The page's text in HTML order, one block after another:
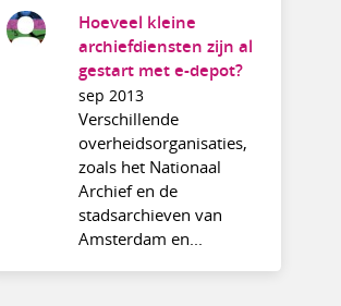
Hoeveel kleine
archiefdiensten zijn al
gestart met e-depot?
sep 2013
Verschillende
overheidsorganisaties,
zoals het Nationaal
Archief en de
stadsarchieven van
Amsterdam en...